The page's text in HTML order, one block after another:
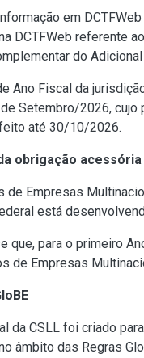
em
DCTFWeb referente
do
Ano Fiscal da
Setembro/2026,
até 30/10/2026.
obrigação acessória
de Empresas
está
que, para o primeiro
de Empresas
da CSLL foi criado
âmbito das Regras